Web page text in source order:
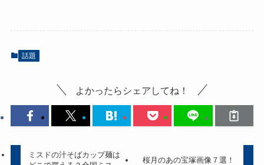
話題
よかったらシェアしてね！
ミスドの汁そばカップ麺は
桜月のあの宝塚画像７選！